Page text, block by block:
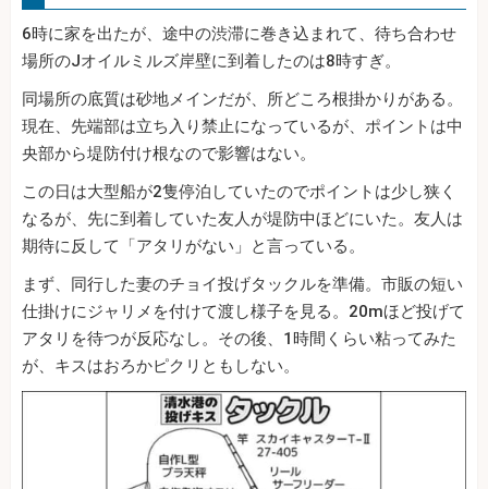
6時に家を出たが、途中の渋滞に巻き込まれて、待ち合わせ
場所のJオイルミルズ岸壁に到着したのは8時すぎ。
同場所の底質は砂地メインだが、所どころ根掛かりがある。
現在、先端部は立ち入り禁止になっているが、ポイントは中
央部から堤防付け根なので影響はない。
この日は大型船が2隻停泊していたのでポイントは少し狭く
なるが、先に到着していた友人が堤防中ほどにいた。友人は
期待に反して「アタリがない」と言っている。
まず、同行した妻のチョイ投げタックルを準備。市販の短い
仕掛けにジャリメを付けて渡し様子を見る。20mほど投げて
アタリを待つが反応なし。その後、1時間くらい粘ってみた
が、キスはおろかピクリともしない。